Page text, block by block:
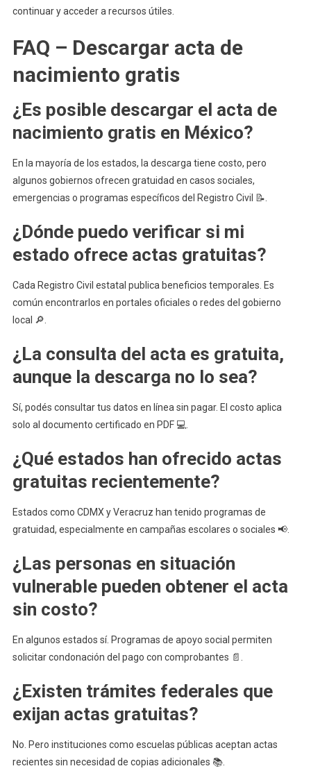
continuar y acceder a recursos útiles.
FAQ – Descargar acta de
nacimiento gratis
¿Es posible descargar el acta de
nacimiento gratis en México?
En la mayoría de los estados, la descarga tiene costo, pero
algunos gobiernos ofrecen gratuidad en casos sociales,
emergencias o programas específicos del Registro Civil 📝.
¿Dónde puedo verificar si mi
estado ofrece actas gratuitas?
Cada Registro Civil estatal publica beneficios temporales. Es
común encontrarlos en portales oficiales o redes del gobierno
local 🔎.
¿La consulta del acta es gratuita,
aunque la descarga no lo sea?
Sí, podés consultar tus datos en línea sin pagar. El costo aplica
solo al documento certificado en PDF 💻.
¿Qué estados han ofrecido actas
gratuitas recientemente?
Estados como CDMX y Veracruz han tenido programas de
gratuidad, especialmente en campañas escolares o sociales 📢.
¿Las personas en situación
vulnerable pueden obtener el acta
sin costo?
En algunos estados sí. Programas de apoyo social permiten
solicitar condonación del pago con comprobantes 📄.
¿Existen trámites federales que
exijan actas gratuitas?
No. Pero instituciones como escuelas públicas aceptan actas
recientes sin necesidad de copias adicionales 📚.